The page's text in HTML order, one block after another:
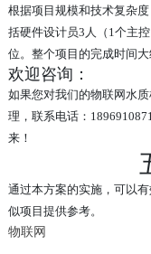
根据项目规模和技术复杂
括硬件设计员3人（1个主
位。整个项目的完成时间大
欢迎咨询：
如果您对我们的物联网水
理，联系电话：
来！
通过本方案的实施，可以
似项目提供参考。
物联网